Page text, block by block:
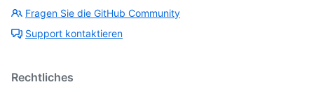
Fragen Sie die GitHub Community
Support kontaktieren
Rechtliches